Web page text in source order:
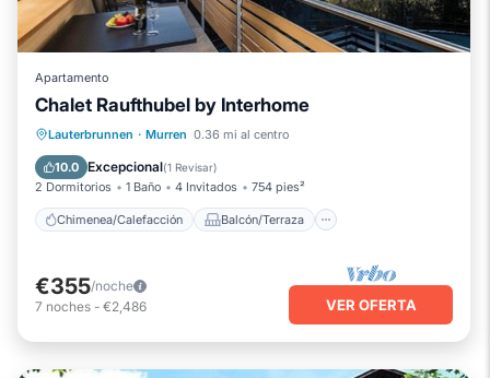
Apartamento
Chalet Raufthubel by Interhome
Lauterbrunnen · Murren 0.36 mi al centro
10.0 Excepcional(1 Revisar)
2 Dormitorios 1 Baño 4 Invitados 754 pies²
Chimenea/Calefacción Balcón/Terraza
Chimenea/Calefacción
Balcón/Terraza
Cocina
Internet
€355/noche
7 noches - €2,486 VER OFERTA